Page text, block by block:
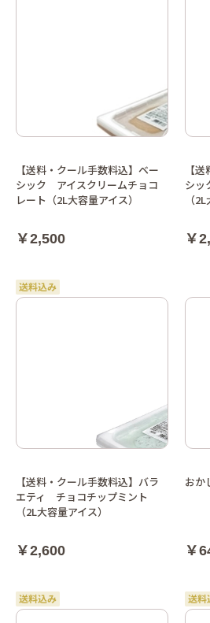
【送料・クール手数料込】ベー
シック アイスクリームチョコ
レート（2L大容量アイス）
￥2,500
【
シッ
（
￥
【送料・クール手数料込】バラ
エティ チョコチップミント
（2L大容量アイス）
￥2,600
おか
￥